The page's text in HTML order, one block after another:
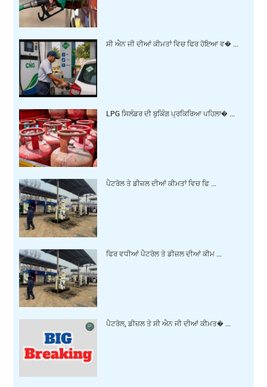
ਸੀ ਐਨ ਜੀ ਦੀਆਂ ਕੀਮਤਾਂ ਵਿਚ ਫਿਰ ਹੋਇਆ ਵ� ...
LPG ਸਿਲੰਡਰ ਦੀ ਬੁਕਿੰਗ ਪ੍ਰਕਿਰਿਆ ਪਹਿਲਾ� ...
ਪੈਟਰੋਲ ਤੇ ਡੀਜ਼ਲ ਦੀਆਂ ਕੀਮਤਾਂ ਵਿਚ ਫਿ ...
ਫਿਰ ਵਧੀਆਂ ਪੈਟਰੋਲ ਤੇ ਡੀਜ਼ਲ ਦੀਆਂ ਕੀਮ ...
ਪੈਟਰੋਲ, ਡੀਜ਼ਲ ਤੇ ਸੀ ਐਨ ਜੀ ਦੀਆਂ ਕੀਮਤ� ...